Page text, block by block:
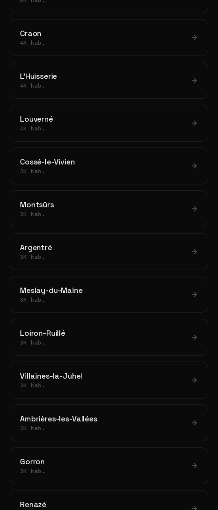
Craon
4K hab.
L'Huisserie
4K hab.
Louverné
4K hab.
Cossé-le-Vivien
3K hab.
Montsûrs
3K hab.
Argentré
3K hab.
Meslay-du-Maine
3K hab.
Loiron-Ruillé
3K hab.
Villaines-la-Juhel
3K hab.
Ambrières-les-Vallées
3K hab.
Gorron
3K hab.
Renazé